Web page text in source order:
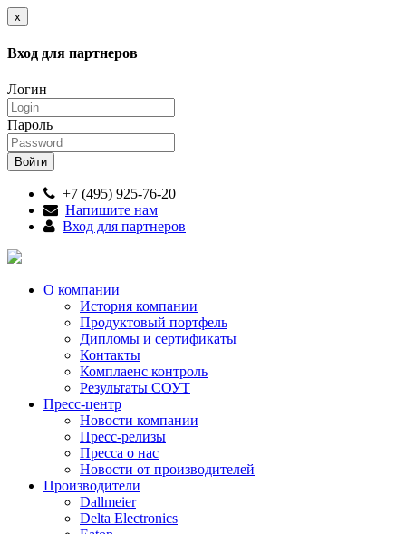
x
Вход для партнеров
Логин
Пароль
+7 (495) 925-76-20
Напишите нам
Вход для партнеров
О компании
История компании
Продуктовый портфель
Дипломы и сертификаты
Контакты
Комплаенс контроль
Результаты СОУТ
Пресс-центр
Новости компании
Пресс-релизы
Пресса о нас
Новости от производителей
Производители
Dallmeier
Delta Electronics